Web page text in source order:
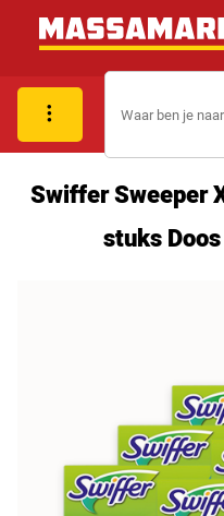
Swiffer Sweeper
stuks